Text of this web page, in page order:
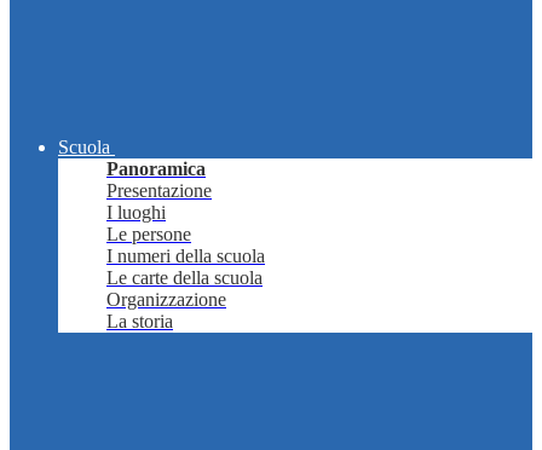
Scuola
Panoramica
Presentazione
I luoghi
Le persone
I numeri della scuola
Le carte della scuola
Organizzazione
La storia